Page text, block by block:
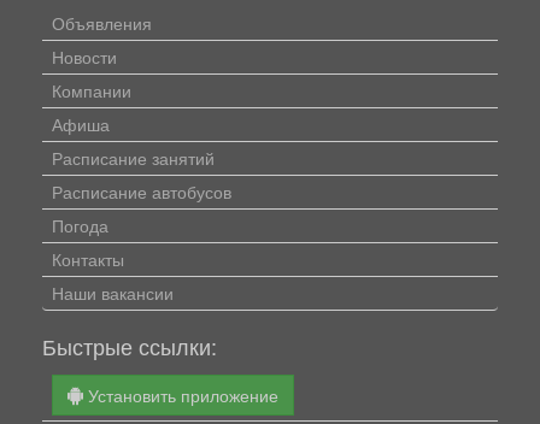
Объявления
Новости
Компании
Афиша
Расписание занятий
Расписание автобусов
Погода
Контакты
Наши вакансии
Быстрые ссылки:
Установить приложение